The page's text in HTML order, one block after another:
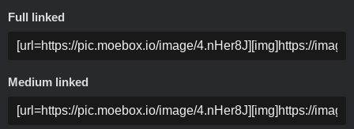
Full linked
Medium linked